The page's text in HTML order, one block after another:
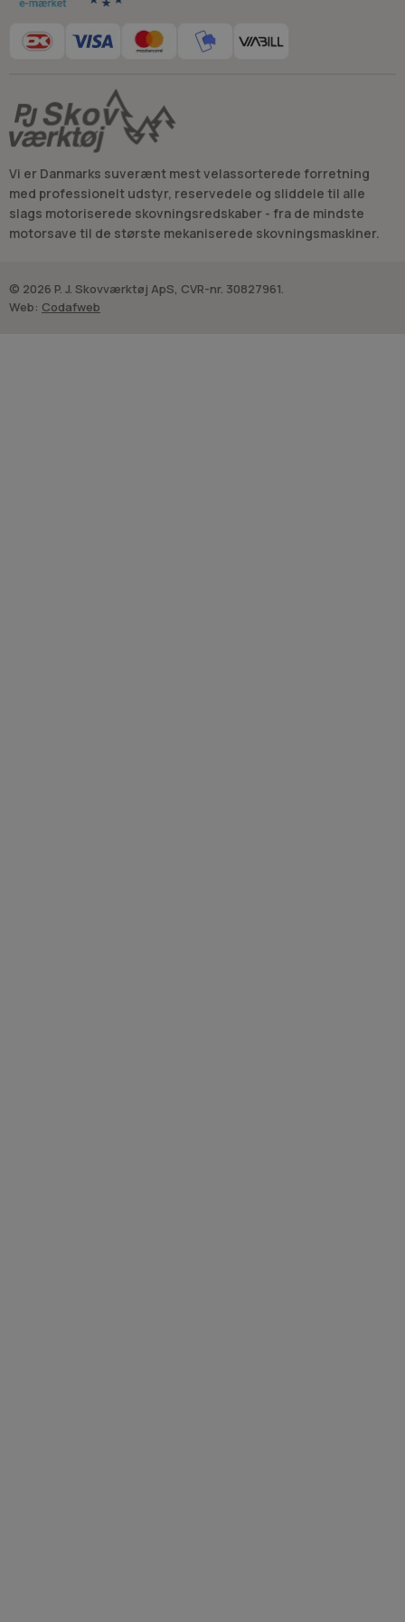
Vi er Danmarks suverænt mest velassorterede forretning
med professionelt udstyr, reservedele og sliddele til alle
slags motoriserede skovningsredskaber - fra de mindste
motorsave til de største mekaniserede skovningsmaskiner.
© 2026 P. J. Skovværktøj ApS, CVR-nr. 30827961.
Web: Codafweb